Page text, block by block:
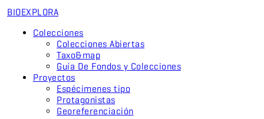
BIOEXPLORA
Colecciones
Colecciones Abiertas
Taxo&map
Guía De Fondos y Colecciones
Proyectos
Espécimenes tipo
Protagonistas
Georeferenciación